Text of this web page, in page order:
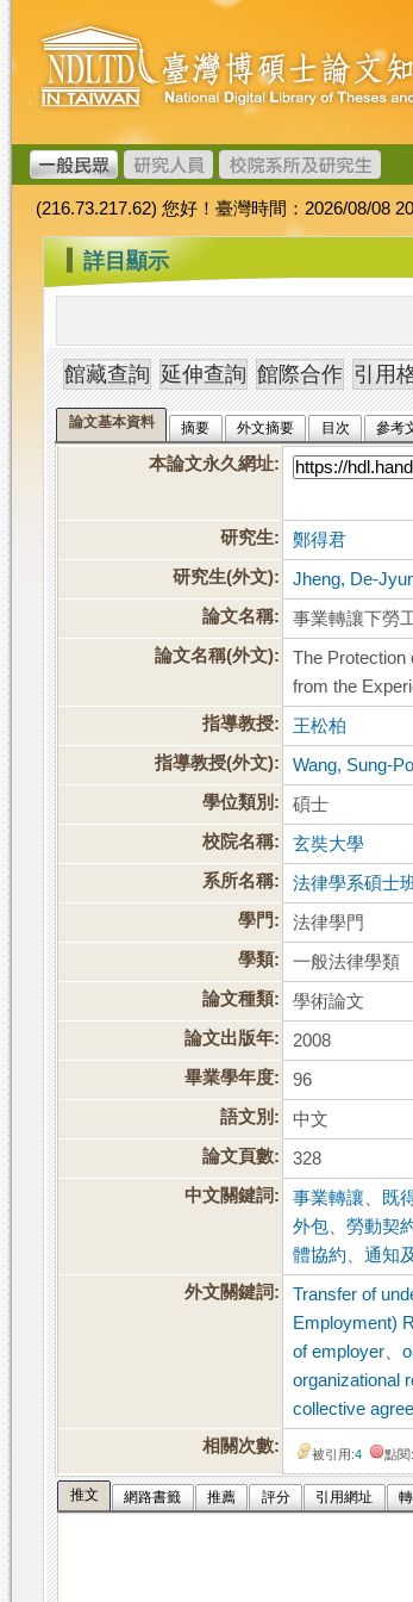
跳
到
主
要
內
容
臺
灣
博
碩
士
論
文
加
值
系
統
(216.73.217.62) 您好！臺灣時間：2026/08/08
::: 詳目顯示
論文基本資料 摘要 外文摘要 目次 參考
本論文永久網址:
研究生:
鄭得君
研究生(外文):
Jheng, De-
論文名稱:
事業轉讓下勞
論文名稱(外文):
The Protection
from the
指導教授:
王松柏
指導教授(外文):
Wang, Sung-Po
學位類別:
碩士
校院名稱:
玄奘大學
系所名稱:
法律學系碩士
學門:
法律學門
學類:
一般法律學類
論文種類:
學術論文
論文出版年:
2008
畢業學年度:
96
語文別:
中文
論文頁數:
328
中文關鍵詞:
事業轉讓 既
外包 、勞動契
體協約 、通知
外文關鍵詞:
Transfer of
Employment)
of employer 、
organizational
collective
相關次數:
被引用:4 點閱
推文 網路書籤 推薦 評分 引用網址